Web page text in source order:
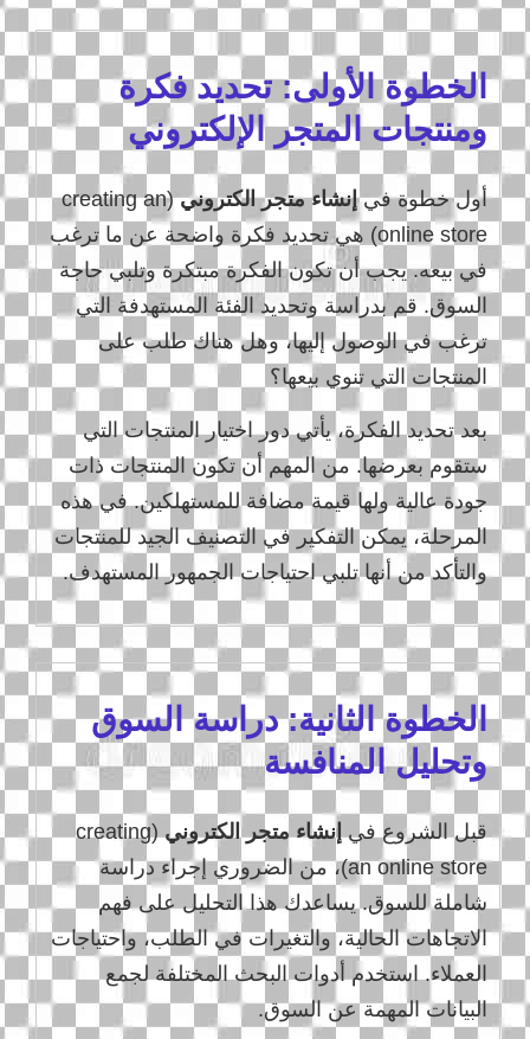
الخطوة الأولى: تحديد فكرة
ومنتجات المتجر الإلكتروني
أول خطوة فيإنشاء متجر الكتروني (creating an
online store) هي تحديد فكرة واضحة عن ما ترغب
في بيعه. يجب أن تكون الفكرة مبتكرة وتلبي حاجة
السوق. قم بدراسة وتحديد الفئة المستهدفة التي
ترغب في الوصول إليها، وهل هناك طلب على
المنتجات التي تنوي بيعها؟
بعد تحديد الفكرة، يأتي دور اختيار المنتجات التي
ستقوم بعرضها. من المهم أن تكون المنتجات ذات
جودة عالية ولها قيمة مضافة للمستهلكين. في هذه
المرحلة، يمكن التفكير في التصنيف الجيد للمنتجات
والتأكد من أنها تلبي احتياجات الجمهور المستهدف.
الخطوة الثانية: دراسة السوق
وتحليل المنافسة
قبل الشروع في إنشاء متجر الكتروني
(creating
an online store)، من الضروري إجراء دراسة
شاملة للسوق. يساعدك هذا التحليل على فهم
الاتجاهات الحالية، والتغيرات في الطلب، واحتياجات
العملاء. استخدم أدوات البحث المختلفة لجمع
البيانات المهمة عن السوق.